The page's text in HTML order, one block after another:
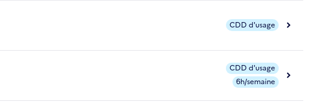
CDD d'usage
CDD d'usage
6h/semaine